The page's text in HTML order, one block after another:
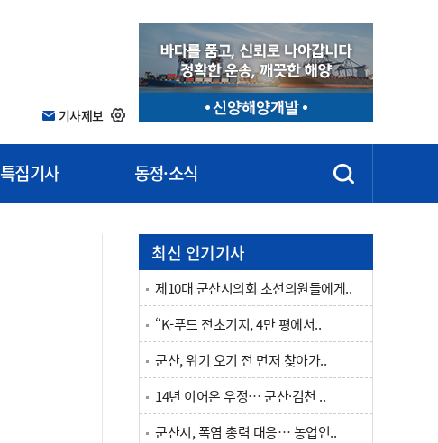
기사제보
특집기사 동정·소식
최신 인기기사
제10대 군산시의회 초선의원들에게..
“K-푸드 전초기지, 4만 평에서..
군산, 위기 오기 전 먼저 찾아가..
14년 이어온 우정… 군산·김천 ..
군산시, 폭염 총력 대응… 농업인..